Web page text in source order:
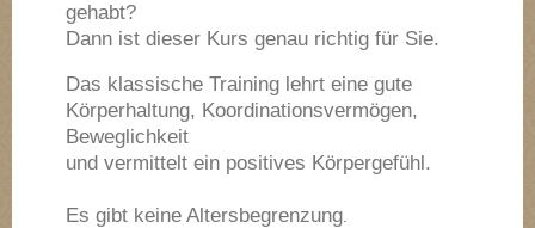
gehabt?
Dann ist dieser Kurs genau richtig für Sie.
Das klassische Training lehrt eine gute
Körperhaltung, Koordinationsvermögen,
Beweglichkeit
und vermittelt ein positives Körpergefühl.
Es gibt keine Altersbegrenzung.